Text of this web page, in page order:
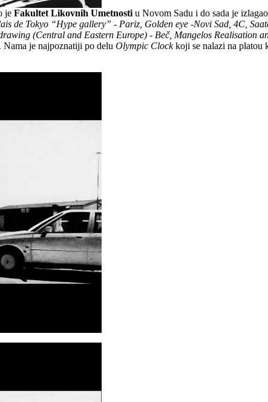
je Fakultet Likovnih Umetnosti u Novom Sadu i do sada je
de Tokyo “Hype gallery” - Pariz, Golden eye -Novi Sad, 4C,
(Central and Eastern Europe) - Beč, Mangelos Realisation
Nama je najpoznatiji po delu Olympic Clockkoji se nalazi na platou